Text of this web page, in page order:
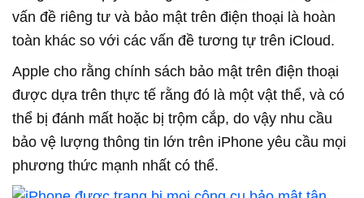
vấn đề riêng tư và bảo mật trên điện thoại là hoàn
toàn khác so với các vấn đề tương tự trên iCloud.
Apple cho rằng chính sách bảo mật trên điện thoại
được dựa trên thực tế rằng đó là một vật thể, và có
thể bị đánh mất hoặc bị trộm cắp, do vậy nhu cầu
bảo vệ lượng thông tin lớn trên iPhone yêu cầu mọi
phương thức mạnh nhất có thể.